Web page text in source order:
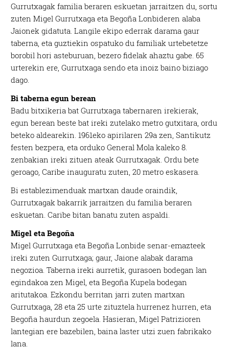
Gurrutxagak familia beraren eskuetan jarraitzen du, sortu
zuten Migel Gurrutxaga eta Begoña Lonbideren alaba
Jaionek gidatuta. Langile ekipo ederrak darama gaur
taberna, eta guztiekin ospatuko du familiak urtebetetze
borobil hori asteburuan, bezero fidelak ahaztu gabe. 65
urterekin ere, Gurrutxaga sendo eta inoiz baino biziago
dago.
Bi taberna egun berean
Badu bitxikeria bat Gurrutxaga tabernaren irekierak,
egun berean beste bat ireki zutelako metro gutxitara, ordu
beteko aldearekin. 1961eko apirilaren 29a zen, Santikutz
festen bezpera, eta orduko General Mola kaleko 8.
zenbakian ireki zituen ateak Gurrutxagak. Ordu bete
geroago, Caribe inauguratu zuten, 20 metro eskasera.
Bi establezimenduak martxan daude oraindik,
Gurrutxagak bakarrik jarraitzen du familia beraren
eskuetan. Caribe bitan banatu zuten aspaldi.
Migel eta Begoña
Migel Gurrutxaga eta Begoña Lonbide senar-emazteek
ireki zuten Gurrutxaga; gaur, Jaione alabak darama
negozioa. Taberna ireki aurretik, gurasoen bodegan lan
egindakoa zen Migel, eta Begoña Kupela bodegan
aritutakoa. Ezkondu berritan jarri zuten martxan
Gurrutxaga, 28 eta 25 urte zituztela hurrenez hurren, eta
Begoña haurdun zegoela. Hasieran, Migel Patrizioren
lantegian ere bazebilen, baina laster utzi zuen fabrikako
lana.